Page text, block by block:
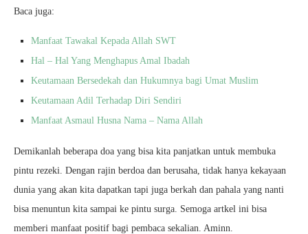
Baca juga:
Manfaat Tawakal Kepada Allah SWT
Hal – Hal Yang Menghapus Amal Ibadah
Keutamaan Bersedekah dan Hukumnya bagi Umat Muslim
Keutamaan Adil Terhadap Diri Sendiri
Manfaat Asmaul Husna Nama – Nama Allah
Demikanlah beberapa doa yang bisa kita panjatkan untuk membuka
pintu rezeki. Dengan rajin berdoa dan berusaha, tidak hanya kekayaan
dunia yang akan kita dapatkan tapi juga berkah dan pahala yang nanti
bisa menuntun kita sampai ke pintu surga. Semoga artkel ini bisa
memberi manfaat positif bagi pembaca sekalian. Aminn.